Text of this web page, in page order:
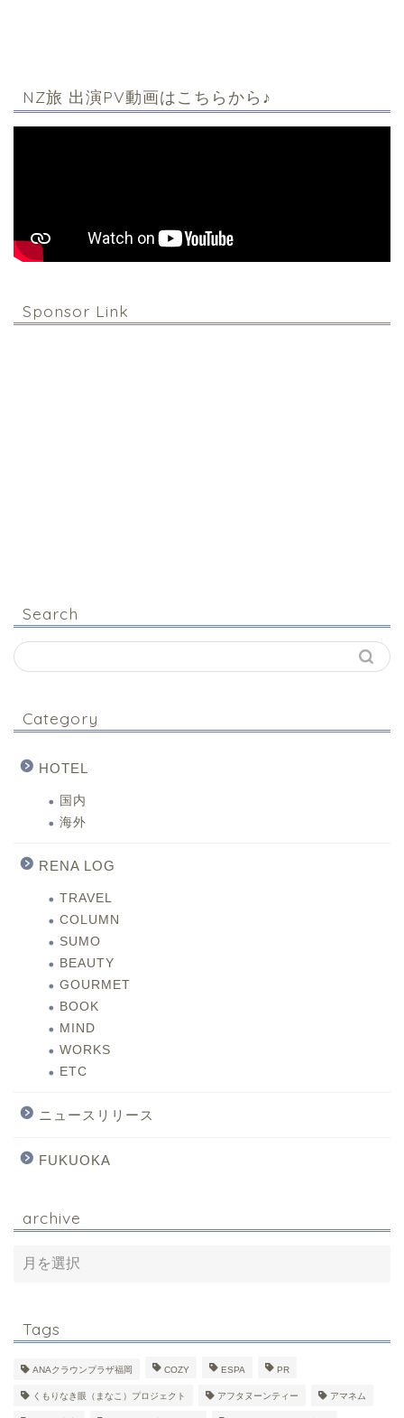
NZ旅 出演PV動画はこちらから♪
Sponsor Link
Search
Category
HOTEL
国内
海外
RENA LOG
TRAVEL
COLUMN
SUMO
BEAUTY
GOURMET
BOOK
MIND
WORKS
ETC
ニュースリリース
FUKUOKA
archive
Tags
ANAクラウンプラザ福岡 COZY ESPA PR
くもりなき眼（まなこ）プロジェクト アフタヌーンティー アマネム